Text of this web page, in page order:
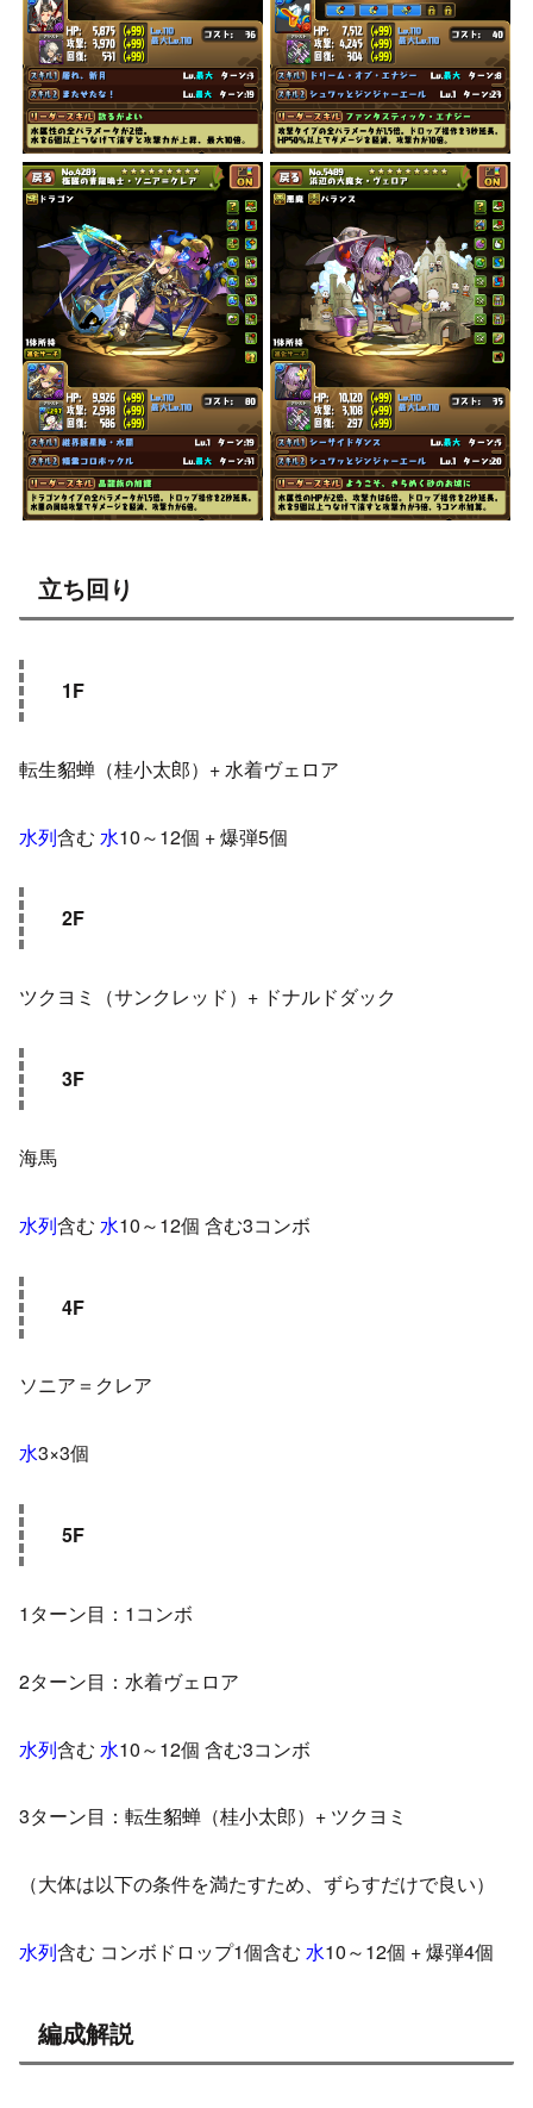
立ち回り
1F
転生貂蝉（桂小太郎）+ 水着ヴェロア
水列含む 水10～12個 + 爆弾5個
2F
ツクヨミ（サンクレッド）+ ドナルドダック
3F
海馬
水列含む 水10～12個 含む3コンボ
4F
ソニア＝クレア
水3×3個
5F
1ターン目：1コンボ
2ターン目：水着ヴェロア
水列含む 水10～12個 含む3コンボ
3ターン目：転生貂蝉（桂小太郎）+ ツクヨミ
（大体は以下の条件を満たすため、ずらすだけで良い）
水列含む コンボドロップ1個含む 水10～12個 + 爆弾4個
編成解説